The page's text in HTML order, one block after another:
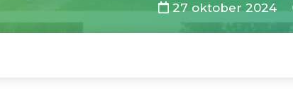
27 oktober 2024